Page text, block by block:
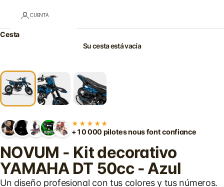
CUENTA
Cesta
Su cesta está vacía
★★★★★
+10 000 pilotes nous font confiance
NOVUM - Kit decorativo
YAMAHA DT 50cc - Azul
Un diseño profesional con tus colores y tus números.